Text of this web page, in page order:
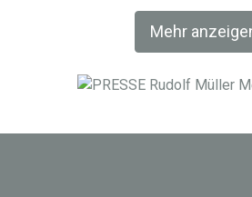
Mehr
Fachverlag RM Rudolf Müller
World MUNICH eine